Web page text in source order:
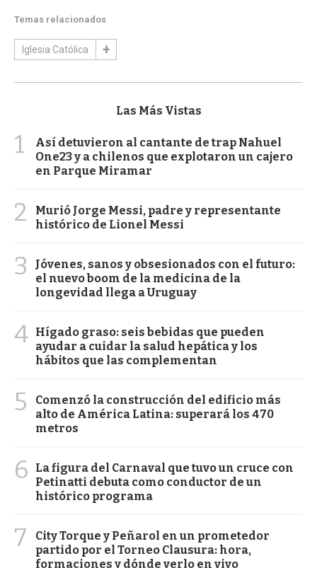
Temas relacionados
Iglesia Católica
Las Más Vistas
1
Así detuvieron al cantante de trap Nahuel
One23 y a chilenos que explotaron un cajero
en Parque Miramar
2
Murió Jorge Messi, padre y representante
histórico de Lionel Messi
3
Jóvenes, sanos y obsesionados con el futuro:
el nuevo boom de la medicina de la
longevidad llega a Uruguay
4 Hígado graso: seis bebidas que pueden
ayudar a cuidar la salud hepática y los
hábitos que las complementan
5
Comenzó la construcción del edificio más
alto de América Latina: superará los 470
metros
6
La figura del Carnaval que tuvo un cruce con
Petinatti debuta como conductor de un
histórico programa
7
City Torque y Peñarol en un prometedor
partido por el Torneo Clausura: hora,
formaciones y dónde verlo en vivo